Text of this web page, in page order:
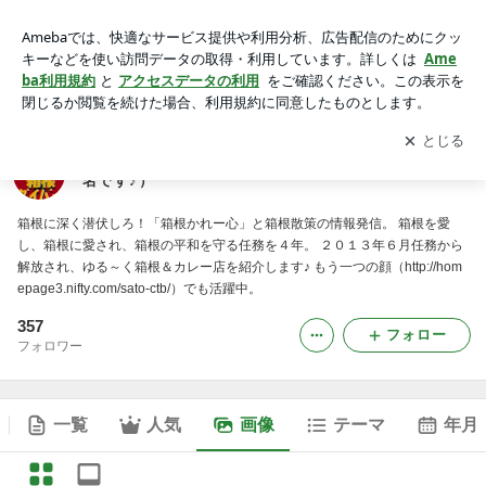
♪）の画像アプリをダウンロードして ブログの更新通知
を受け取りまし
ょう。
開く
名です♪）
箱根に深く潜伏しろ！「箱根かれー心」と箱根散策の情報発信。 箱根を愛
し、箱根に愛され、箱根の平和を守る任務を４年。 ２０１３年６月任務から
解放され、ゆる～く箱根＆カレー店を紹介します♪ もう一つの顔（http://hom
epage3.nifty.com/sato-ctb/）でも活躍中。
357
フォロワー
フォロー
一覧 人気 画像 テーマ 年月